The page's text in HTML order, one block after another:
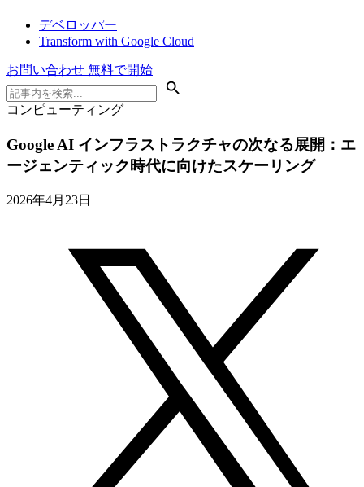
デベロッパー
Transform with Google Cloud
お問い合わせ 無料で開始
コンピューティング
Google AI インフラストラクチャの次なる展開：エ
ージェンティック時代に向けたスケーリング
2026年4月23日